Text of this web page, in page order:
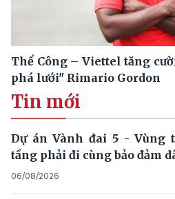
Thể Công – Viettel tăng
phá lưới" Rimario Gordon
Tin mới
Dự án Vành đai 5 - Vùng
tầng phải đi cùng bảo đảm
06/08/2026